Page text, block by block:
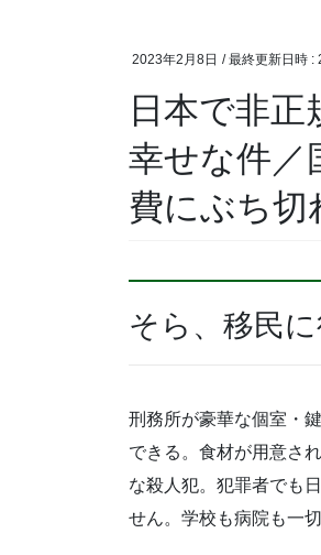
2023年2月8日 / 最終更新日時 :
日本で非
幸せな件／
費にぶち切
そら、移民
刑務所が豪華な個室・
できる。食材が用意さ
な殺人犯。犯罪者でも
せん。学校も病院も一